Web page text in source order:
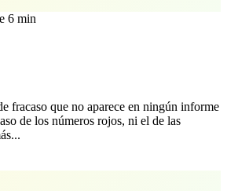
6 min
fracaso que no aparece en ningún informe
de los números rojos, ni el de las